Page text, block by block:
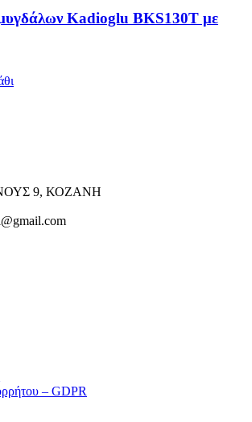
Kadioglu BKS130T με
9, ΚΟΖΑΝΗ
– GDPR